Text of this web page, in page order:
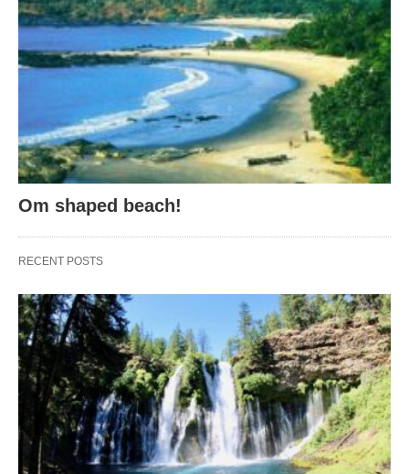
Om shaped beach!
RECENT POSTS